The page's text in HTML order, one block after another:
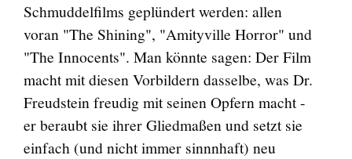
Schmuddelfilms geplündert werden: allen
voran "The Shining", "Amityville Horror" und
"The Innocents". Man könnte sagen: Der Film
macht mit diesen Vorbildern dasselbe, was Dr.
Freudstein freudig mit seinen Opfern macht -
er beraubt sie ihrer Gliedmaßen und setzt sie
einfach (und nicht immer sinnnhaft) neu